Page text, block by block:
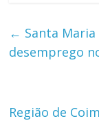
← Santa
desemprego
Região de